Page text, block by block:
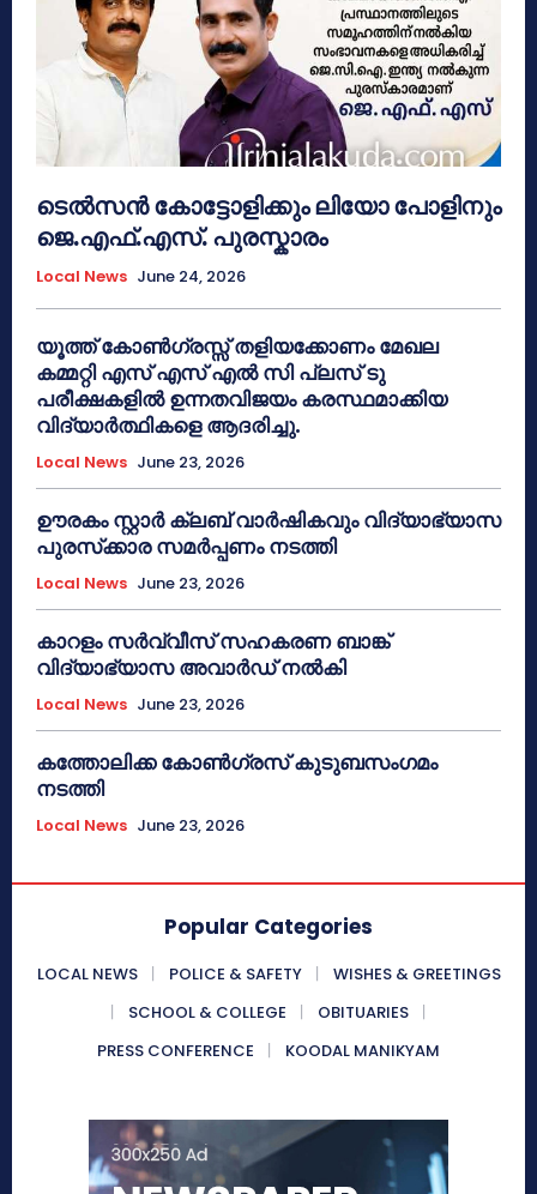
ടെൽസൻ കോട്ടോളിക്കും ലിയോ പോളിനും
ജെ.എഫ്.എസ്. പുരസ്കാരം
Local News June 24, 2026
യൂത്ത് കോൺഗ്രസ്സ് തളിയക്കോണം മേഖല
കമ്മറ്റി എസ് എസ് എൽ സി പ്ലസ് ടു
പരീക്ഷകളിൽ ഉന്നതവിജയം കരസ്ഥമാക്കിയ
വിദ്യാർത്ഥികളെ ആദരിച്ചു.
Local News June 23, 2026
ഊരകം സ്റ്റാർ ക്ലബ് വാർഷികവും വിദ്യാഭ്യാസ
പുരസ്‌ക്കാര സമർപ്പണം നടത്തി
Local News June 23, 2026
കാറളം സർവ്വീസ് സഹകരണ ബാങ്ക്
വിദ്യാഭ്യാസ അവാർഡ് നൽകി
Local News June 23, 2026
കത്തോലിക്ക കോൺഗ്രസ് കുടുബസംഗമം
നടത്തി
Local News June 23, 2026
Popular Categories
LOCAL NEWS POLICE & SAFETY
WISHES & GREETINGS
SCHOOL & COLLEGE
OBITUARIES
PRESS CONFERENCE
KOODAL MANIKYAM